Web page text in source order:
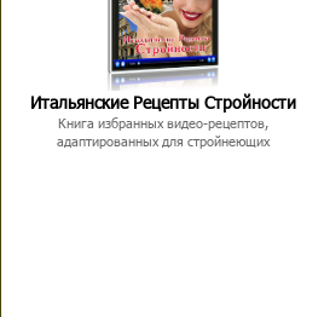
Итальянские Рецепты Стройности
Книга избранных видео-рецептов,
адаптированных для стройнеющих